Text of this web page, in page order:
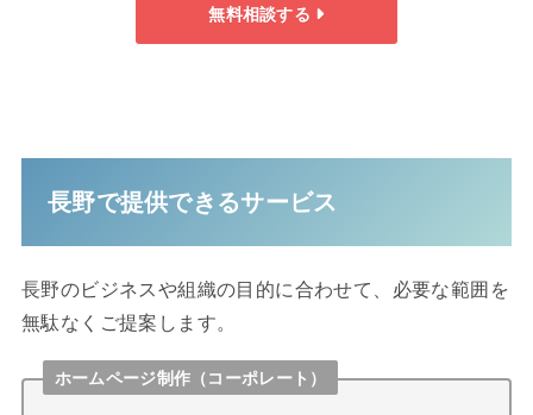
無料相談する
長野で提供できるサービス
長野のビジネスや組織の目的に合わせて、必要な範囲を
無駄なくご提案します。
ホームページ制作（コーポレート）